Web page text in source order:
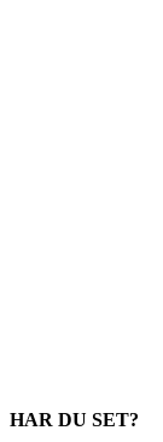
HAR DU SET?